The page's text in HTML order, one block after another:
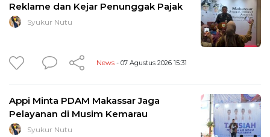
Reklame dan Kejar Penunggak Pajak
Syukur Nutu
News - 07 Agustus 2026 15:31
Appi Minta PDAM Makassar Jaga
Pelayanan di Musim Kemarau
Syukur Nutu